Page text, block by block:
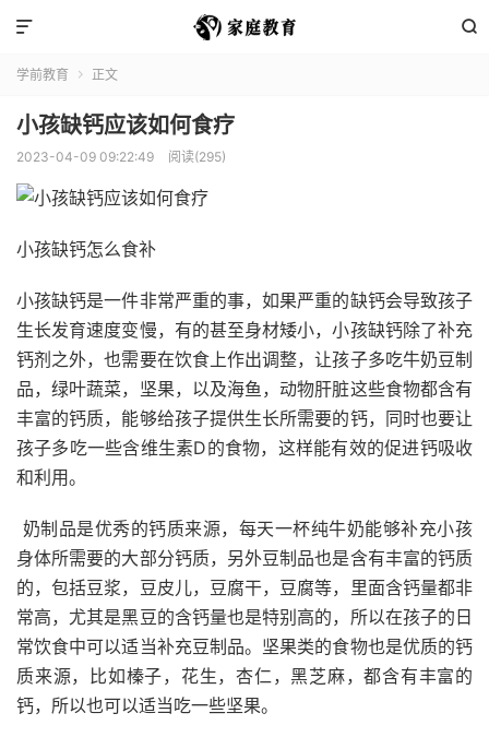


学前教育  正文
小孩缺钙应该如何食疗
2023-04-09 09:22:49 阅读(295)
小孩缺钙怎么食补
小孩缺钙是一件非常严重的事，如果严重的缺钙会导致孩子
生长发育速度变慢，有的甚至身材矮小，小孩缺钙除了补充
钙剂之外，也需要在饮食上作出调整，让孩子多吃牛奶豆制
品，绿叶蔬菜，坚果，以及海鱼，动物肝脏这些食物都含有
丰富的钙质，能够给孩子提供生长所需要的钙，同时也要让
孩子多吃一些含维生素D的食物，这样能有效的促进钙吸收
和利用。
奶制品是优秀的钙质来源，每天一杯纯牛奶能够补充小孩
身体所需要的大部分钙质，另外豆制品也是含有丰富的钙质
的，包括豆浆，豆皮儿，豆腐干，豆腐等，里面含钙量都非
常高，尤其是黑豆的含钙量也是特别高的，所以在孩子的日
常饮食中可以适当补充豆制品。坚果类的食物也是优质的钙
质来源，比如榛子，花生，杏仁，黑芝麻，都含有丰富的
钙，所以也可以适当吃一些坚果。